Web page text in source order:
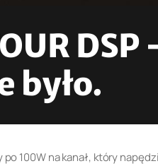
było.
100W na kanał, który